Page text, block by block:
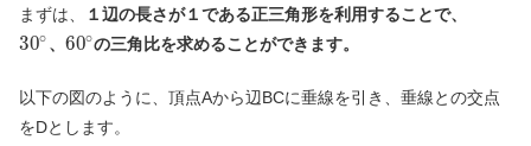
まずは、 １辺の長さが１である正三角形を利用することで、
30∘ 、 60∘の三角比を求めることができます。
以下の図のように、頂点Aから辺BCに垂線を引き、垂線との交点
をDとします。